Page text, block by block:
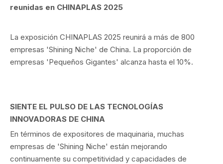
reunidas en CHINAPLAS 2025
La exposición CHINAPLAS 2025 reunirá a más de 800
empresas 'Shining Niche' de China. La proporción de
empresas 'Pequeños Gigantes' alcanza hasta el 10%.
SIENTE EL PULSO DE LAS TECNOLOGÍAS
INNOVADORAS DE CHINA
En términos de expositores de maquinaria, muchas
empresas de 'Shining Niche' están mejorando
continuamente su competitividad y capacidades de